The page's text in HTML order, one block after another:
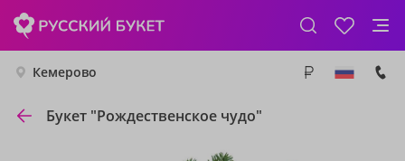
Кемерово
Букет "Рождественское чудо"